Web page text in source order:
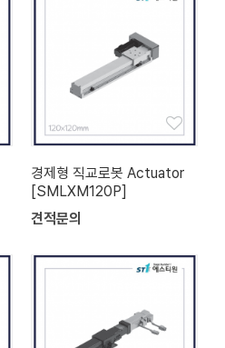
경제형 직교로봇 Actuator
[SMLXM120P]
견적문의